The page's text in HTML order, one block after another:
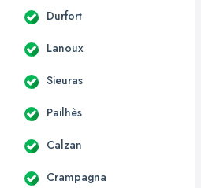
Durfort
Lanoux
Sieuras
Pailhès
Calzan
Crampagna